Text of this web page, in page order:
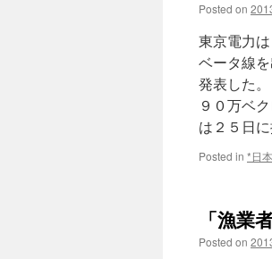
Posted on
東京電力
ベータ線
発表した
９０万ベ
は２５日
Posted in *日
「漁
Posted on